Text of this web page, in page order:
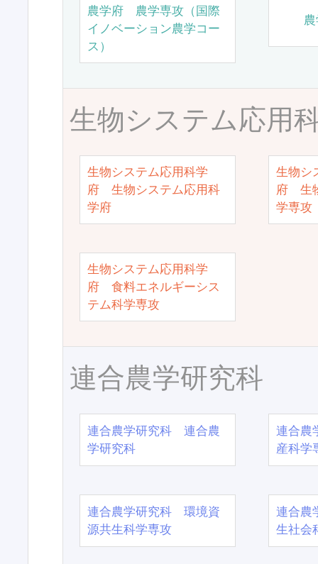
農学府 農学専攻（国際
イノベーション農学コー
ス）
生物システム応用
生物システム応用科学
府 生物システム応用科
学府
生物シ
府 生
学専攻
生物システム応用科学
府 食料エネルギーシス
テム科学専攻
連合農学研究科
連合農学研究科 連合農
学研究科
連合農
産科学
連合農学研究科 環境資
源共生科学専攻
連合農
生社会